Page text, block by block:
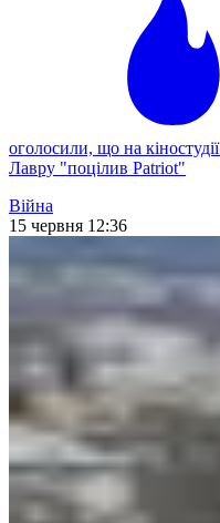
оголосили, що на
Лавру "поцілив Patriot"
Війна
15 червня 12:36